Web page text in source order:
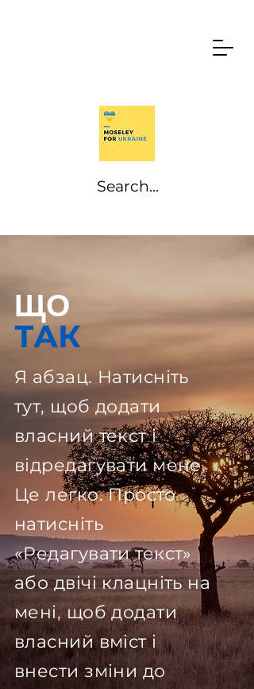
ЩО
ТАК
Я абзац. Натисніть
тут, щоб додати
власний текст і
відредагувати мене.
Це легко. Просто
натисніть
«Редагувати текст»
або двічі клацніть на
мені, щоб додати
власний вміст і
внести зміни до